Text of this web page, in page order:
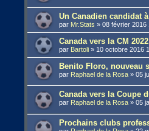
Un Canadien candidat
par Mr.Stats »08 février 2016
Canada vers la CM
par Bartoli » 10 octobre 2016
Benito Floro, nouveau
par Raphael de la Rosa »05
Canada vers la Coupe
par Raphael de la Rosa »05
Prochains clubs